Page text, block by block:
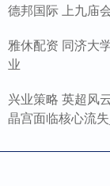
德邦国际 上九庙
雅休配资 同济大
业
兴业策略 英超风
晶宫面临核心流